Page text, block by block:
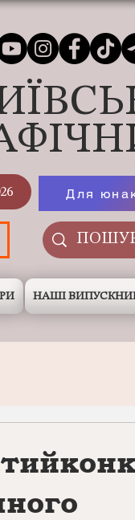
Для
НАШІ